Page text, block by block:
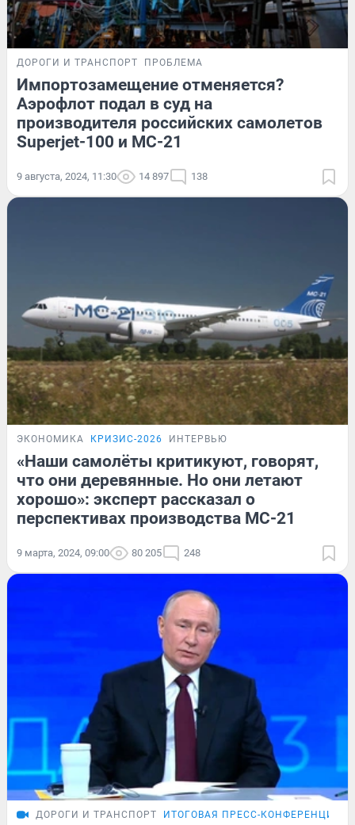
ДОРОГИ И ТРАНСПОРТ ПРОБЛЕМА
Импортозамещение отменяется?
Аэрофлот подал в суд на
производителя российских самолетов
Superjet-100 и МС-21
9 августа, 2024, 11:30 14 897 138
ЭКОНОМИКА КРИЗИС-2026 ИНТЕРВЬЮ
«Наши самолёты критикуют, говорят,
что они деревянные. Но они летают
хорошо»: эксперт рассказал о
перспективах производства МС-21
9 марта, 2024, 09:00 80 205 248
ДОРОГИ И ТРАНСПОРТ ИТОГОВАЯ ПРЕСС-КОНФЕРЕНЦИЯ